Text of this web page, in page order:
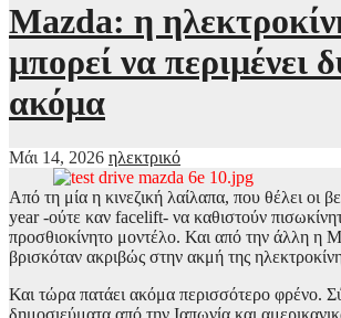
Mazda: η
μπορεί να περιμένει
ακόμα
Μάι 14, 2026 ηλεκτρικό
Από τη μία η κινεζική λαίλαπα, που θέλει οι
year -ούτε καν facelift- να καθιστούν
προσθιοκίνητο μοντέλο. Και από την άλλη η
βρισκόταν ακριβώς στην ακμή της
Και τώρα πατάει ακόμα περισσότερο φρένο.
δημοσιεύματα από την Ιαπωνία και